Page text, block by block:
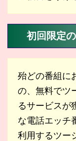
初回限定
殆どの番組に
の、無料でツ
るサービスが
な電話エッチ
利用するツー